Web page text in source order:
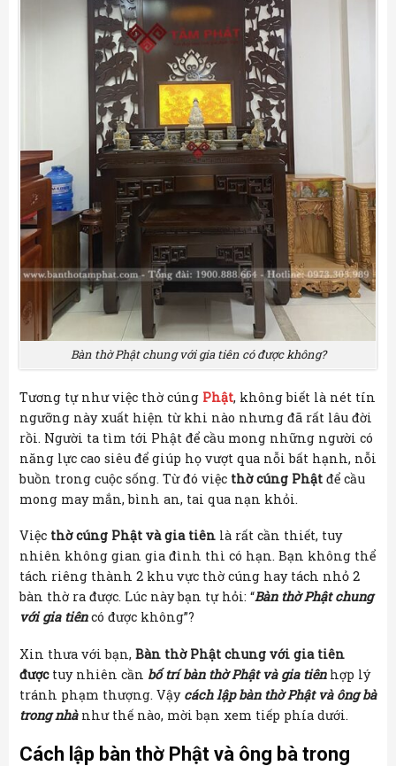
Bàn thờ Phật chung với gia tiên có được không?
Tương tự như việc thờ cúng Phật, không biết là nét tín
ngưỡng này xuất hiện từ khi nào nhưng đã rất lâu đời
rồi. Người ta tìm tới Phật để cầu mong những người có
năng lực cao siêu để giúp họ vượt qua nỗi bất hạnh, nỗi
buồn trong cuộc sống. Từ đó việc thờ cúng Phật để cầu
mong may mắn, bình an, tai qua nạn khỏi.
Việc thờ cúng Phật và gia tiên là rất cần thiết, tuy
nhiên không gian gia đình thì có hạn. Bạn không thể
tách riêng thành 2 khu vực thờ cúng hay tách nhỏ 2
bàn thờ ra được. Lúc này bạn tự hỏi: “Bàn thờ Phật chung
với gia tiêncó được không”?
Xin thưa với bạn, Bàn thờ Phật chung với gia tiên
đượctuy nhiên cần bố trí bàn thờ Phật và gia tiênhợp lý
tránh phạm thượng. Vậy cách lập bàn thờ Phật và ông bà
trong nhànhư thế nào, mời bạn xem tiếp phía dưới.
Cách lập bàn thờ Phật và ông bà trong